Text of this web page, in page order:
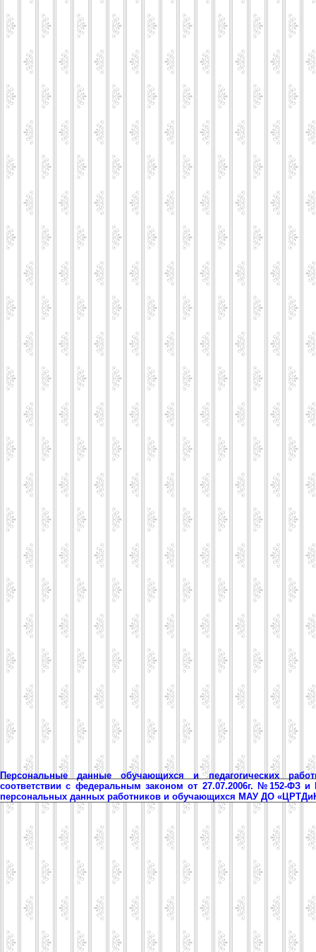
Персональные данные обучающихся и педагогических
соответствии с федеральным законом от 27.07.2006г. №152-ФЗ
персональных данных работников и обучающихся МАУ ДО